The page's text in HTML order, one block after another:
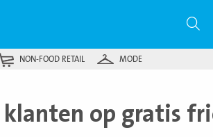
NON-FOOD RETAIL MODE
op gratis